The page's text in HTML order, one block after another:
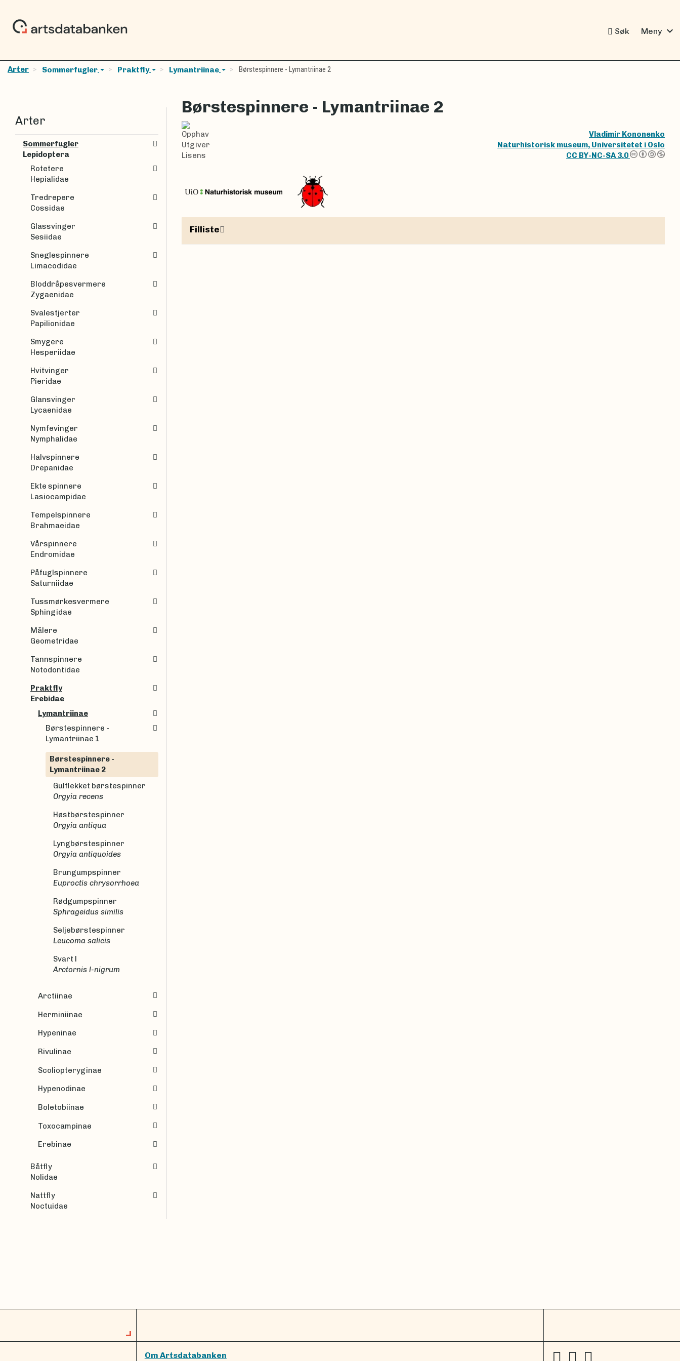
Søk Meny expand_more
Arter Sommerfugler Praktfly Lymantriinae Børstespinnere - Lymantriinae 2
Børstespinnere - Lymantriinae 2
Opphav
Vladimir Kononenko
Utgiver
Naturhistorisk museum, Universitetet i Oslo
Lisens
CC BY-NC-SA 3.0
Filliste
Arter
Sommerfugler
Lepidoptera
Rotetere
Hepialidae
Tredrepere
Cossidae
Glassvinger
Sesiidae
Sneglespinnere
Limacodidae
Bloddråpesvermere
Zygaenidae
Svalestjerter
Papilionidae
Smygere
Hesperiidae
Hvitvinger
Pieridae
Glansvinger
Lycaenidae
Nymfevinger
Nymphalidae
Halvspinnere
Drepanidae
Ekte spinnere
Lasiocampidae
Tempelspinnere
Brahmaeidae
Vårspinnere
Endromidae
Påfuglspinnere
Saturniidae
Tussmørkesvermere
Sphingidae
Målere
Geometridae
Tannspinnere
Notodontidae
Praktfly
Erebidae
Lymantriinae
Børstespinnere -
Lymantriinae 1
Børstespinnere -
Lymantriinae 2
Gulflekket børstespinner
Orgyia recens
Høstbørstespinner
Orgyia antiqua
Lyngbørstespinner
Orgyia antiquoides
Brungumpspinner
Euproctis chrysorrhoea
Rødgumpspinner
Sphrageidus similis
Seljebørstespinner
Leucoma salicis
Svart l
Arctornis l-nigrum
Arctiinae
Herminiinae
Hypeninae
Rivulinae
Scoliopteryginae
Hypenodinae
Boletobiinae
Toxocampinae
Erebinae
Båtfly
Nolidae
Nattfly
Noctuidae
Om Artsdatabanken